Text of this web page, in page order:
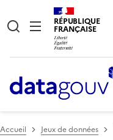
RÉPUBLIQUE
FRANÇAISE
Accueil Jeux de données